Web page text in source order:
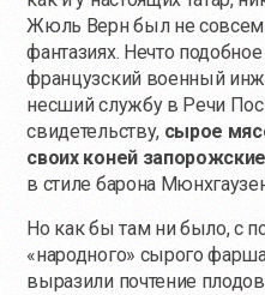
Жюль Верн был не совсем
фантазиях. Нечто
французский военный
несший службу в Речи
свидетельству, сырое
своих коней
в стиле барона
Но как бы там ни было, с
«народного» сырого
выразили почтение